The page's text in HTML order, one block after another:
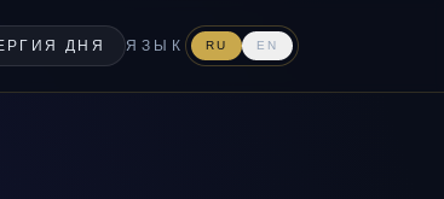
ДНЯ ЯЗЫК RU EN